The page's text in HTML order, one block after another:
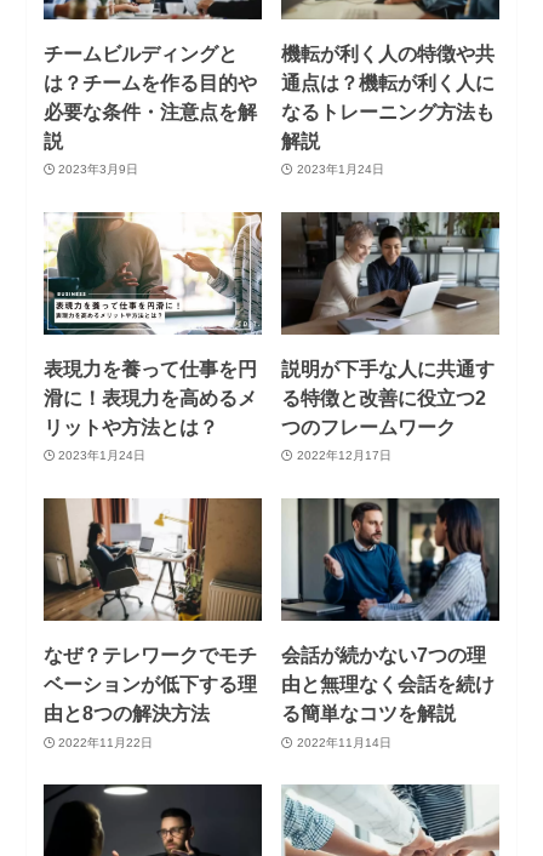
チームビルディングと
は？チームを作る目的や
必要な条件・注意点を解
説
2023年3月9日
機転が利く人の特徴や共
通点は？機転が利く人に
なるトレーニング方法も
解説
2023年1月24日
表現力を養って仕事を円
滑に！表現力を高めるメ
リットや方法とは？
2023年1月24日
説明が下手な人に共通す
る特徴と改善に役立つ2
つのフレームワーク
2022年12月17日
なぜ？テレワークでモチ
ベーションが低下する理
由と8つの解決方法
2022年11月22日
会話が続かない7つの理
由と無理なく会話を続け
る簡単なコツを解説
2022年11月14日